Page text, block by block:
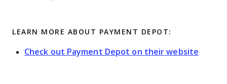
LEARN MORE ABOUT PAYMENT DEPOT:
Check out Payment Depot on their website